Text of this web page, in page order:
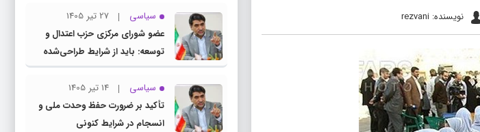
نویسنده: rezvani سیاسی
27 تیر 1405
عضو شورای مرکزی حزب اعتدال و
توسعه: باید از شرایط طراحی‌شده
توسط دشمنان عبور کنیم
سیاسی
14 تیر 1405
تأکید بر ضرورت حفظ وحدت ملی و
انسجام در شرایط کنونی